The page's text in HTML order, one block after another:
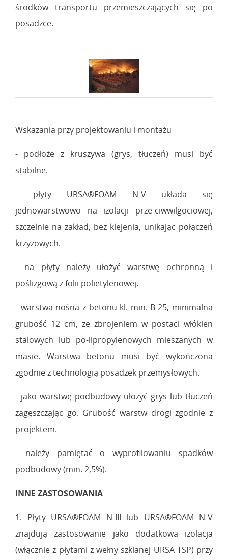
środków transportu przemieszczających się po
posadzce.
Wskazania przy projektowaniu i montażu
- podłoże z kruszywa (grys, tłuczeń) musi być
stabilne.
- płyty URSA®FOAM N-V układa się
jednowarstwowo na izolacji prze-ciwwilgociowej,
szczelnie na zakład, bez klejenia, unikając połączeń
krzyżowych.
- na płyty należy ułożyć warstwę ochronną i
poślizgową z folii polietylenowej.
- warstwa nośna z betonu kl. min. B-25, minimalna
grubość 12 cm, ze zbrojeniem w postaci włókien
stalowych lub po-lipropylenowych mieszanych w
masie. Warstwa betonu musi być wykończona
zgodnie z technologią posadzek przemysłowych.
- jako warstwę podbudowy ułożyć grys lub tłuczeń
zagęszczając go. Grubość warstw drogi zgodnie z
projektem.
- należy pamiętać o wyprofilowaniu spadków
podbudowy (min. 2,5%).
INNE ZASTOSOWANIA
1. Płyty URSA®FOAM N-III lub URSA®FOAM N-V
znajdują zastosowanie jako dodatkowa izolacja
(włącznie z płytami z wełny szklanej URSA TSP) przy